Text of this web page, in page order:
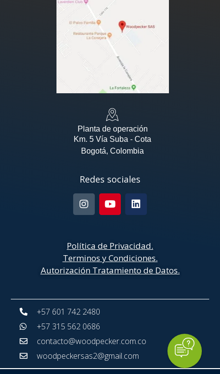
Planta de operación
Km. 5 Vía Suba - Cota
Bogotá, Colombia
Redes sociales
Política de Privacidad.
Terminos y Condiciones.
Autorización Tratamiento de Datos.
+57 601 742 2480
+57 315 562 0686
contacto@woodpecker.com.co
woodpeckersas2@gmail.com